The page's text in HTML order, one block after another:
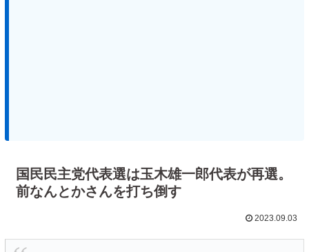
国民民主党代表選は玉木雄一郎代表が再選。
前なんとかさんを打ち倒す
2023.09.03